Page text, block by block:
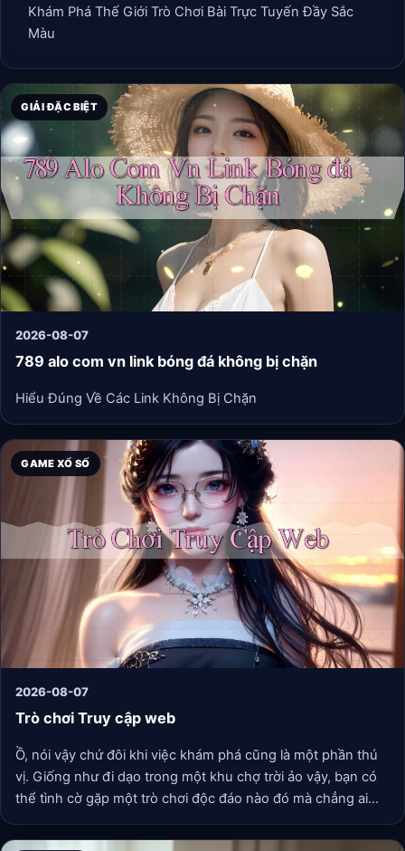
Khám Phá Thế Giới Trò Chơi Bài Trực Tuyến Đầy Sắc
Màu
GIẢI ĐẶC BIỆT
2026-08-07
789 alo com vn link bóng đá không bị chặn
Hiểu Đúng Về Các Link Không Bị Chặn
GAME XỔ SỐ
2026-08-07
Trò chơi Truy cập web
Ồ, nói vậy chứ đôi khi việc khám phá cũng là một phần thú
vị. Giống như đi dạo trong một khu chợ trời ảo vậy, bạn có
thể tình cờ gặp một trò chơi độc đáo nào đó mà chẳng ai
ngờ tới. Mình từng tìm thấy một game về trồng cây ảo rất
đẹp và yên bình chỉ qua một đường link chia sẻ trên mạng